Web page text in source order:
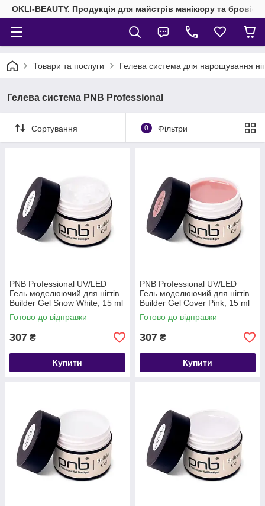
OKLI-BEAUTY. Продукція для майстрів манікюру та
Товари та послуги Гелева система для нарощування
Гелева система PNB Professional
Сортування 0 Фільтри
PNB Professional UV/LED
Гель моделюючий для нігтів
Builder Gel Snow White, 15 ml
(білосніжний)
Готово до відправки
307 ₴
Купити
PNB Professional UV/LED
Гель моделюючий для нігтів
Builder Gel Cover Pink, 15 ml
(камуфлюючий рожевий)
Готово до відправки
307 ₴
Купити